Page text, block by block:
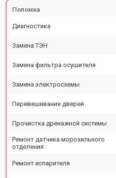
Поломка
Диагностика
Замена ТЭН
Замена фильтра осушителя
Замена электросхемы
Перевешивание дверей
Прочистка дренажной системы
Ремонт датчика морозильного
отделения
Ремонт испарителя